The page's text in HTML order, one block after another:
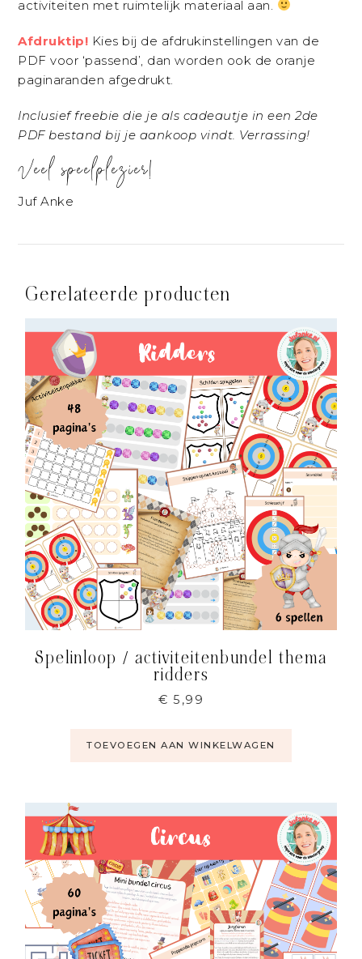
activiteiten met ruimtelijk materiaal aan.
Afdruktip! Kies bij de afdrukinstellingen van de
PDF voor ‘passend’, dan worden ook de oranje
paginaranden afgedrukt.
Inclusief freebie die je als cadeautje in een 2de
PDF bestand bij je aankoop vindt. Verrassing!
Veel speelplezier!
Juf Anke
Gerelateerde producten
Spelinloop / activiteitenbundel thema
ridders
€ 5,99
TOEVOEGEN AAN WINKELWAGEN